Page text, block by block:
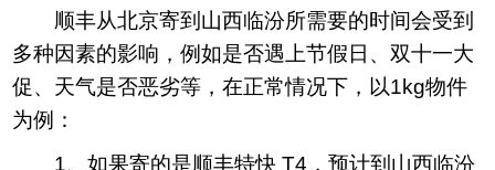
顺丰从北京寄到山西临汾所需要的时间会受到
多种因素的影响，例如是否遇上节假日、双十一大
促、天气是否恶劣等，在正常情况下，以1kg物件
为例：
1、如果寄的是顺丰特快 T4，预计到山西临汾